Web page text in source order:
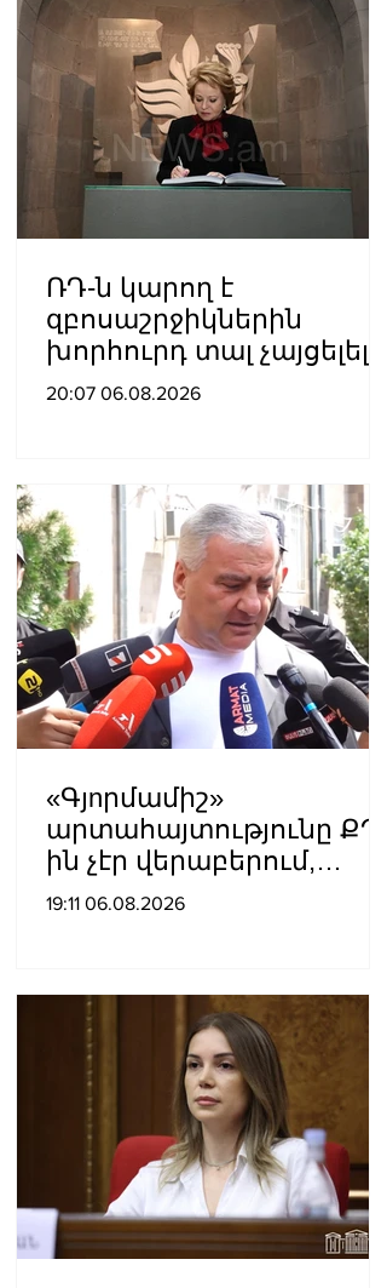
ՌԴ-ն կարող է
զբոսաշրջիկներին
խորհուրդ տալ չայցելել
Հայաստան՝
պատճառով.
Մատվիենկո
20:07 06.08.2026
«Գյnրմամիշ»
արտահայտությունը ՔՊ-
ին չէր վերաբերում,
ինձնից բիզնես
Կարապետյան
19:11 06.08.2026